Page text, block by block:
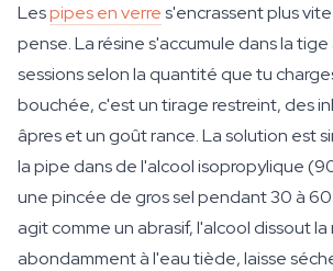
Lespipes en verres'encrassent plus
pense. La résine s'accumule dans la tige
sessions selon la quantité que tu
bouchée, c'est un tirage restreint, des
âpres et un goût rance. La solution est
la pipe dans de l'alcool isopropylique
une pincée de gros sel pendant 30 à 60
agit comme un abrasif, l'alcool dissout la
abondamment à l'eau tiède, laisse